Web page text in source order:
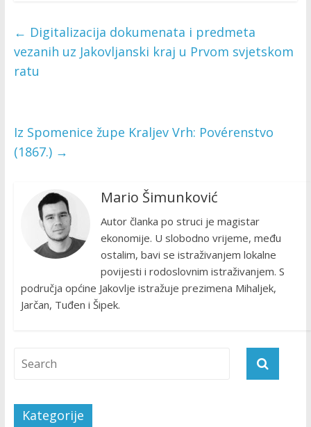
← Digitalizacija dokumenata i predmeta
vezanih uz Jakovljanski kraj u Prvom svjetskom
ratu
Iz Spomenice župe Kraljev Vrh: Povérenstvo
(1867.) →
Mario Šimunković
Autor članka po struci je magistar
ekonomije. U slobodno vrijeme, među
ostalim, bavi se istraživanjem lokalne
povijesti i rodoslovnim istraživanjem. S
područja općine Jakovlje istražuje prezimena Mihaljek,
Jarčan, Tuđen i Šipek.
Kategorije